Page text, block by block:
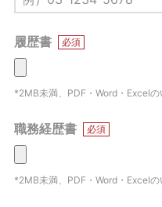
履歴書 必須
*2MB未満、PDF・Word・Excel
職務経歴書 必須
*2MB未満、PDF・Word・Excel